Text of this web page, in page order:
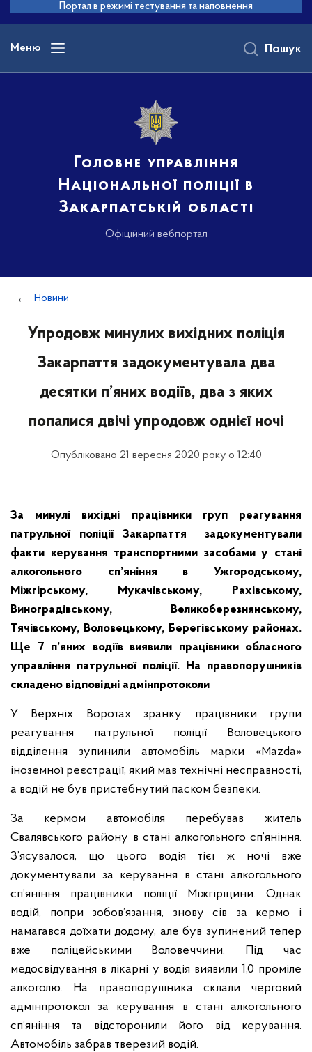
основного
вмісту
Портал в режимі тестування та наповнення
Меню
Головне управління
Національної поліції в
Закарпатській області
Офіційний вебпортал
Пошук
Новини
Упродовж минулих вихідних поліція
Закарпаття задокументувала два
десятки п’яних водіїв, два з яких
попалися двічі упродовж однієї ночі
Опубліковано 21 вересня 2020 року о 12:40
За минулі вихідні працівники груп реагування
патрульної поліції Закарпаття задокументували
факти керування транспортними засобами у стані
алкогольного сп’яніння в Ужгородському,
Міжгірському, Мукачівському, Рахівському,
Виноградівському, Великоберезнянському,
Тячівському, Воловецькому, Берегівському районах.
Ще 7 п’яних водіїв виявили працівники обласного
управління патрульної поліції. На правопорушників
складено відповідні адмінпротоколи
У Верхніх Воротах зранку працівники групи
реагування патрульної поліції Воловецького
відділення зупинили автомобіль марки «Маzdа»
іноземної реєстрації, який мав технічні несправності,
а водій не був пристебнутий паском безпеки.
За кермом автомобіля перебував житель
Свалявського району в стані алкогольного сп’яніння.
З’ясувалося, що цього водія тієї ж ночі вже
документували за керування в стані алкогольного
сп’яніння працівники поліції Міжгірщини. Однак
водій, попри зобов’язання, знову сів за кермо і
намагався доїхати додому, але був зупинений тепер
вже поліцейськими Воловеччини. Під час
медосвідування в лікарні у водія виявили 1,0 проміле
алкоголю. На правопорушника склали черговий
адмінпротокол за керування в стані алкогольного
сп’яніння та відсторонили його від керування.
Автомобіль забрав тверезий водій.